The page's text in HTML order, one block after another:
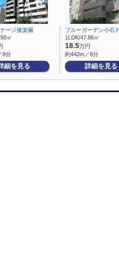
ージ後楽園
㎡
8分
細を見る
ブルーガーデン小石川
1LDK/47.86㎡
18.5万円
約442m／6分
詳細を見る